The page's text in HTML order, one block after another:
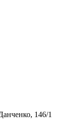
146/1